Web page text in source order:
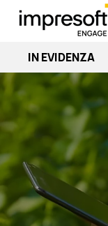
IN EVIDENZA